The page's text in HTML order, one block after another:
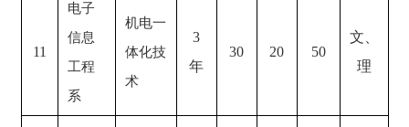
11
电子
信息
工程
系
机电一
体化技
术
3
年
30 20 50
文、
理